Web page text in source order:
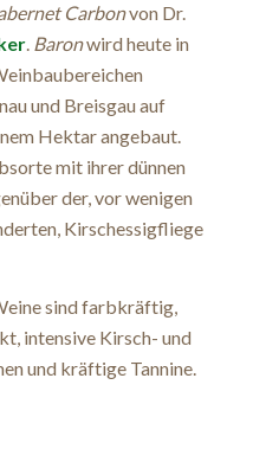
Carbonvon Dr.
. Baronwird heute in
und Breisgau auf
Hektar angebaut.
mit ihrer dünnen
der, vor wenigen
Kirschessigfliege
sind farbkräftig,
intensive Kirsch- und
und kräftige Tannine.